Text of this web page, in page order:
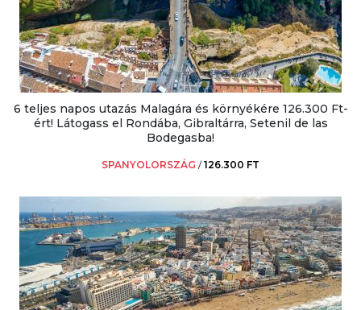
6 teljes napos utazás Malagára és környékére 126.300 Ft-
ért! Látogass el Rondába, Gibraltárra, Setenil de las
Bodegasba!
SPANYOLORSZÁG /126.300 FT